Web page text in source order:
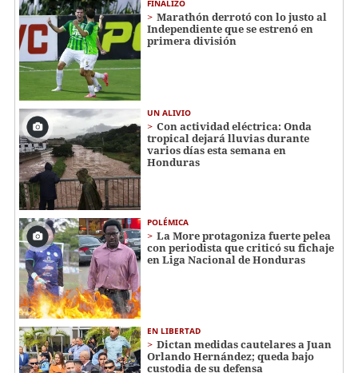
FINALIZÓ
Marathón derrotó con lo justo al
Independiente que se estrenó en
primera división
UN ALIVIO
Con actividad eléctrica: Onda
tropical dejará lluvias durante
varios días esta semana en
Honduras
POLÉMICA
La More protagoniza fuerte pelea
con periodista que criticó su fichaje
en Liga Nacional de Honduras
EN LIBERTAD
Dictan medidas cautelares a Juan
Orlando Hernández; queda bajo
custodia de su defensa